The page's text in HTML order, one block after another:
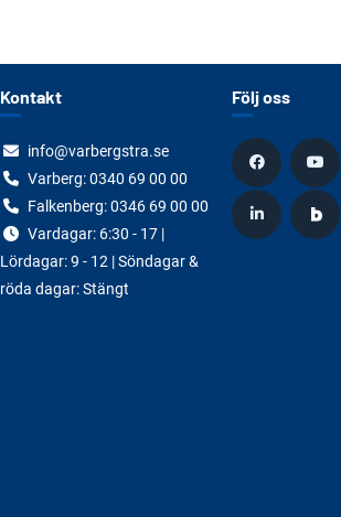
Kontakt
info@varbergstra.se
Varberg:0340 69 00 00
Falkenberg:0346 69 00 00
Vardagar: 6:30 - 17 |
Lördagar: 9 - 12 | Söndagar &
röda dagar: Stängt
Följ oss